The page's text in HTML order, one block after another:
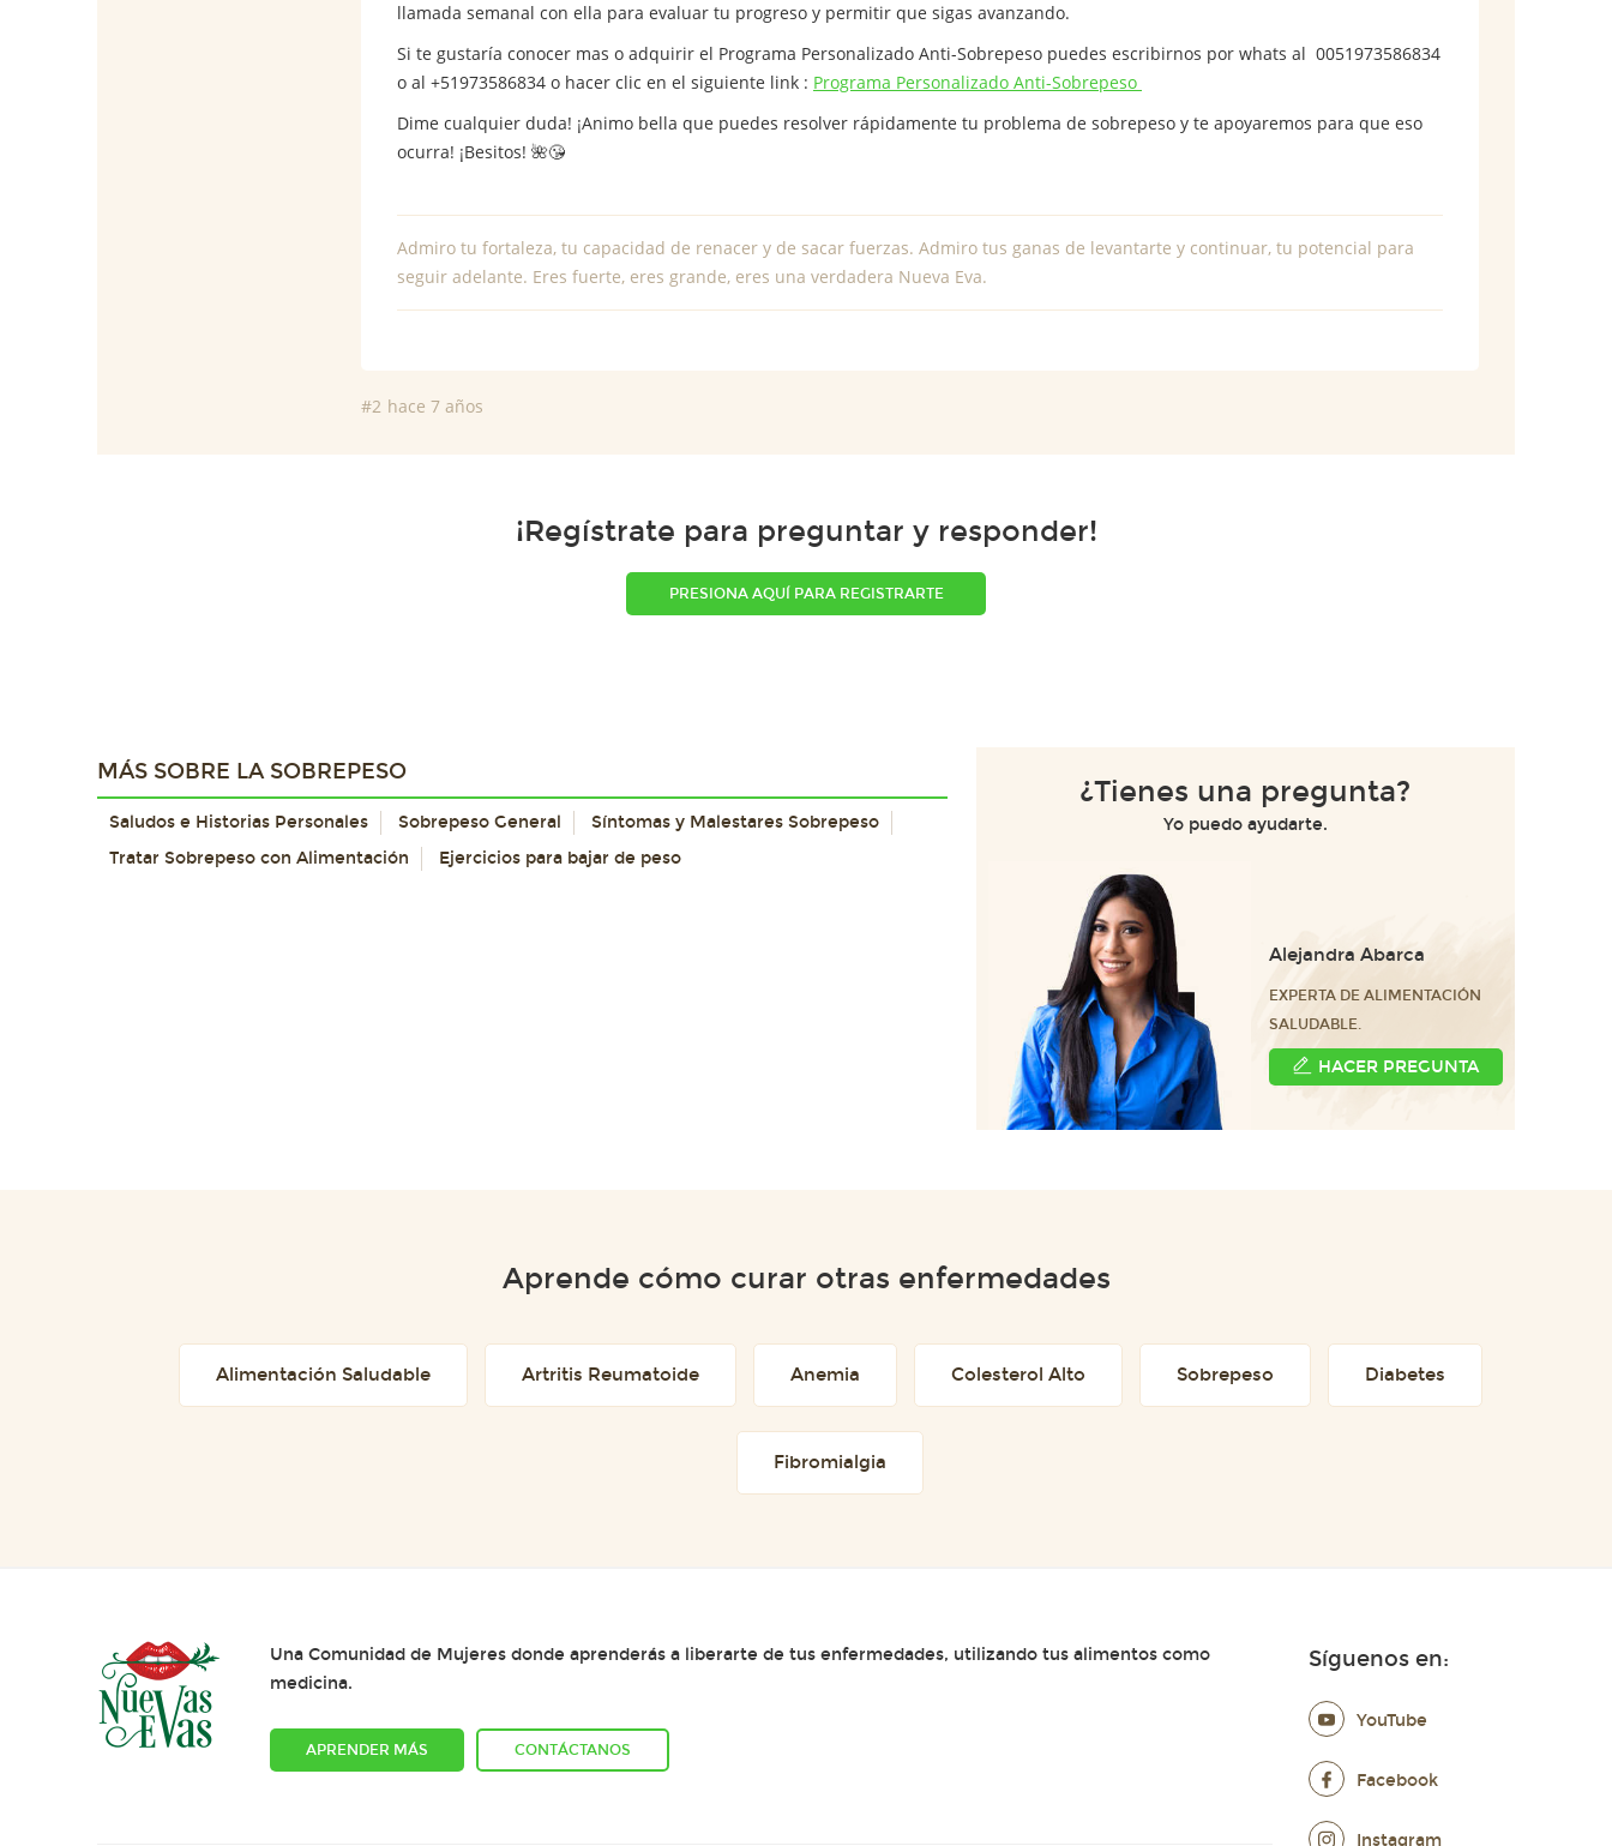
llamada semanal con ella para evaluar tu progreso y permitir que sigas avanzando.
Si te gustaría conocer mas o adquirir el Programa Personalizado Anti-Sobrepeso puedes escribirnos por whats al 0051973586834
o al +51973586834 o hacer clic en el siguiente link : Programa Personalizado Anti-Sobrepeso
Dime cualquier duda! ¡Animo bella que puedes resolver rápidamente tu problema de sobrepeso y te apoyaremos para que eso
ocurra! ¡Besitos! 🌺😘
Admiro tu fortaleza, tu capacidad de renacer y de sacar fuerzas. Admiro tus ganas de levantarte y continuar, tu potencial para
seguir adelante. Eres fuerte, eres grande, eres una verdadera Nueva Eva.
#2 hace 7 años
¡Regístrate para preguntar y responder!
PRESIONA AQUÍ PARA REGISTRARTE
MÁS SOBRE LA SOBREPESO
Saludos e Historias Personales Sobrepeso General
Síntomas y Malestares Sobrepeso
Tratar Sobrepeso con Alimentación
Ejercicios para bajar de peso
¿Tienes una pregunta?
Yo puedo ayudarte.
Alejandra Abarca
EXPERTA DE ALIMENTACIÓN
SALUDABLE.
HACER PREGUNTA
Aprende cómo curar otras enfermedades
Alimentación Saludable Artritis Reumatoide Anemia Colesterol Alto Sobrepeso Diabetes
Fibromialgia
Una Comunidad de Mujeres donde aprenderás a liberarte de tus enfermedades, utilizando tus alimentos como
medicina.
APRENDER MÁS CONTÁCTANOS
Síguenos en:
YouTube
Facebook
Instagram